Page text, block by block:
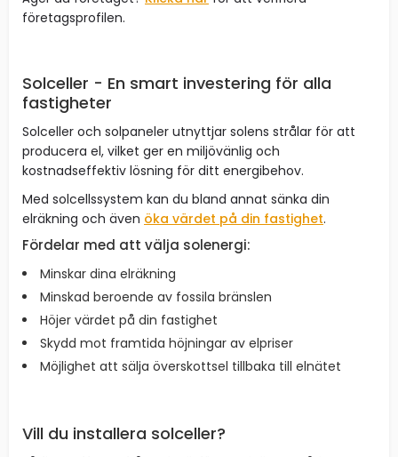
företagsprofilen.
Solceller - En smart investering för alla
fastigheter
Solceller och solpaneler utnyttjar solens strålar för att
producera el, vilket ger en miljövänlig och
kostnadseffektiv lösning för ditt energibehov.
Med solcellssystem kan du bland annat sänka din
elräkning och även öka värdet på din fastighet.
Fördelar med att välja solenergi:
Minskar dina elräkning
Minskad beroende av fossila bränslen
Höjer värdet på din fastighet
Skydd mot framtida höjningar av elpriser
Möjlighet att sälja överskottsel tillbaka till elnätet
Vill du installera solceller?